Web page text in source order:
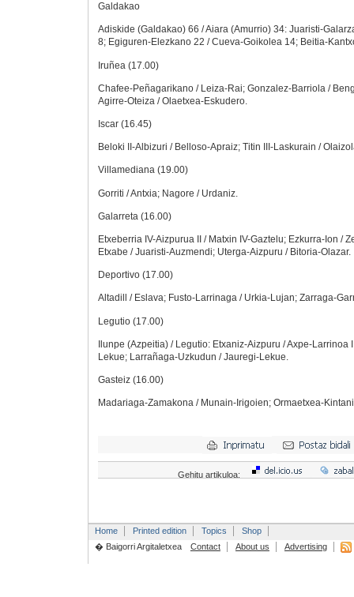
Galdakao
Adiskide (Galdakao) 66 / Aiara (Amurrio) 34: Juaristi-
8; Egiguren-Elezkano 22 / Cueva-Goikolea 14; Beitia-
Iruñea (17.00)
Chafee-Peñagarikano / Leiza-Rai; Gonzalez-Barriola /
Agirre-Oteiza / Olaetxea-Eskudero.
Iscar (16.45)
Beloki II-Albizuri / Belloso-Apraiz; Titin III-Laskurain /
Villamediana (19.00)
Gorriti / Antxia; Nagore / Urdaniz.
Galarreta (16.00)
Etxeberria IV-Aizpurua II / Matxin IV-Gaztelu; Ezkurra-Ion /
Etxabe / Juaristi-Auzmendi; Uterga-Aizpuru / Bitoria-Olazar.
Deportivo (17.00)
Altadill / Eslava; Fusto-Larrinaga / Urkia-Lujan; Zarraga-
Legutio (17.00)
Ilunpe (Azpeitia) / Legutio: Etxaniz-Aizpuru / Axpe-Larrinoa
Lekue; Larrañaga-Uzkudun / Jauregi-Lekue.
Gasteiz (16.00)
Madariaga-Zamakona / Munain-Irigoien; Ormaetxea-
Gehitu artikuloa:
Home Printed edition Topics
Shop
� Baigorri Argitaletxea
Contact About us Advertising